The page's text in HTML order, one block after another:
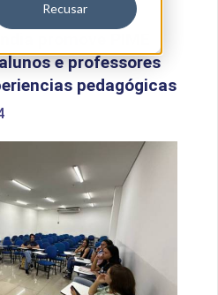
Recusar
e professores
pedagógicas